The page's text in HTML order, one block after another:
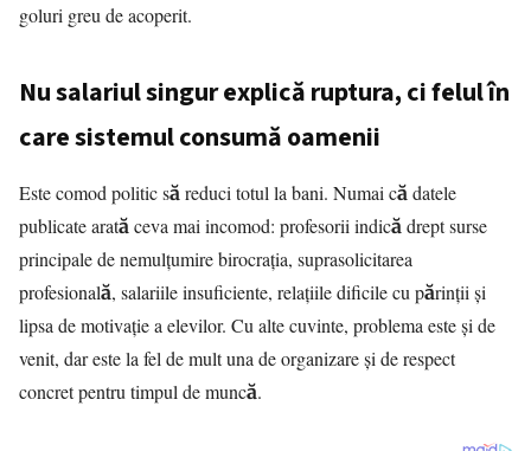
goluri greu de acoperit.
Nu salariul singur explică ruptura, ci felul în
care sistemul consumă oamenii
Este comod politic să reduci totul la bani. Numai că datele
publicate arată ceva mai incomod: profesorii indică drept surse
principale de nemulțumire birocrația, suprasolicitarea
profesională, salariile insuficiente, relațiile dificile cu părinții și
lipsa de motivație a elevilor. Cu alte cuvinte, problema este și de
venit, dar este la fel de mult una de organizare și de respect
concret pentru timpul de muncă.